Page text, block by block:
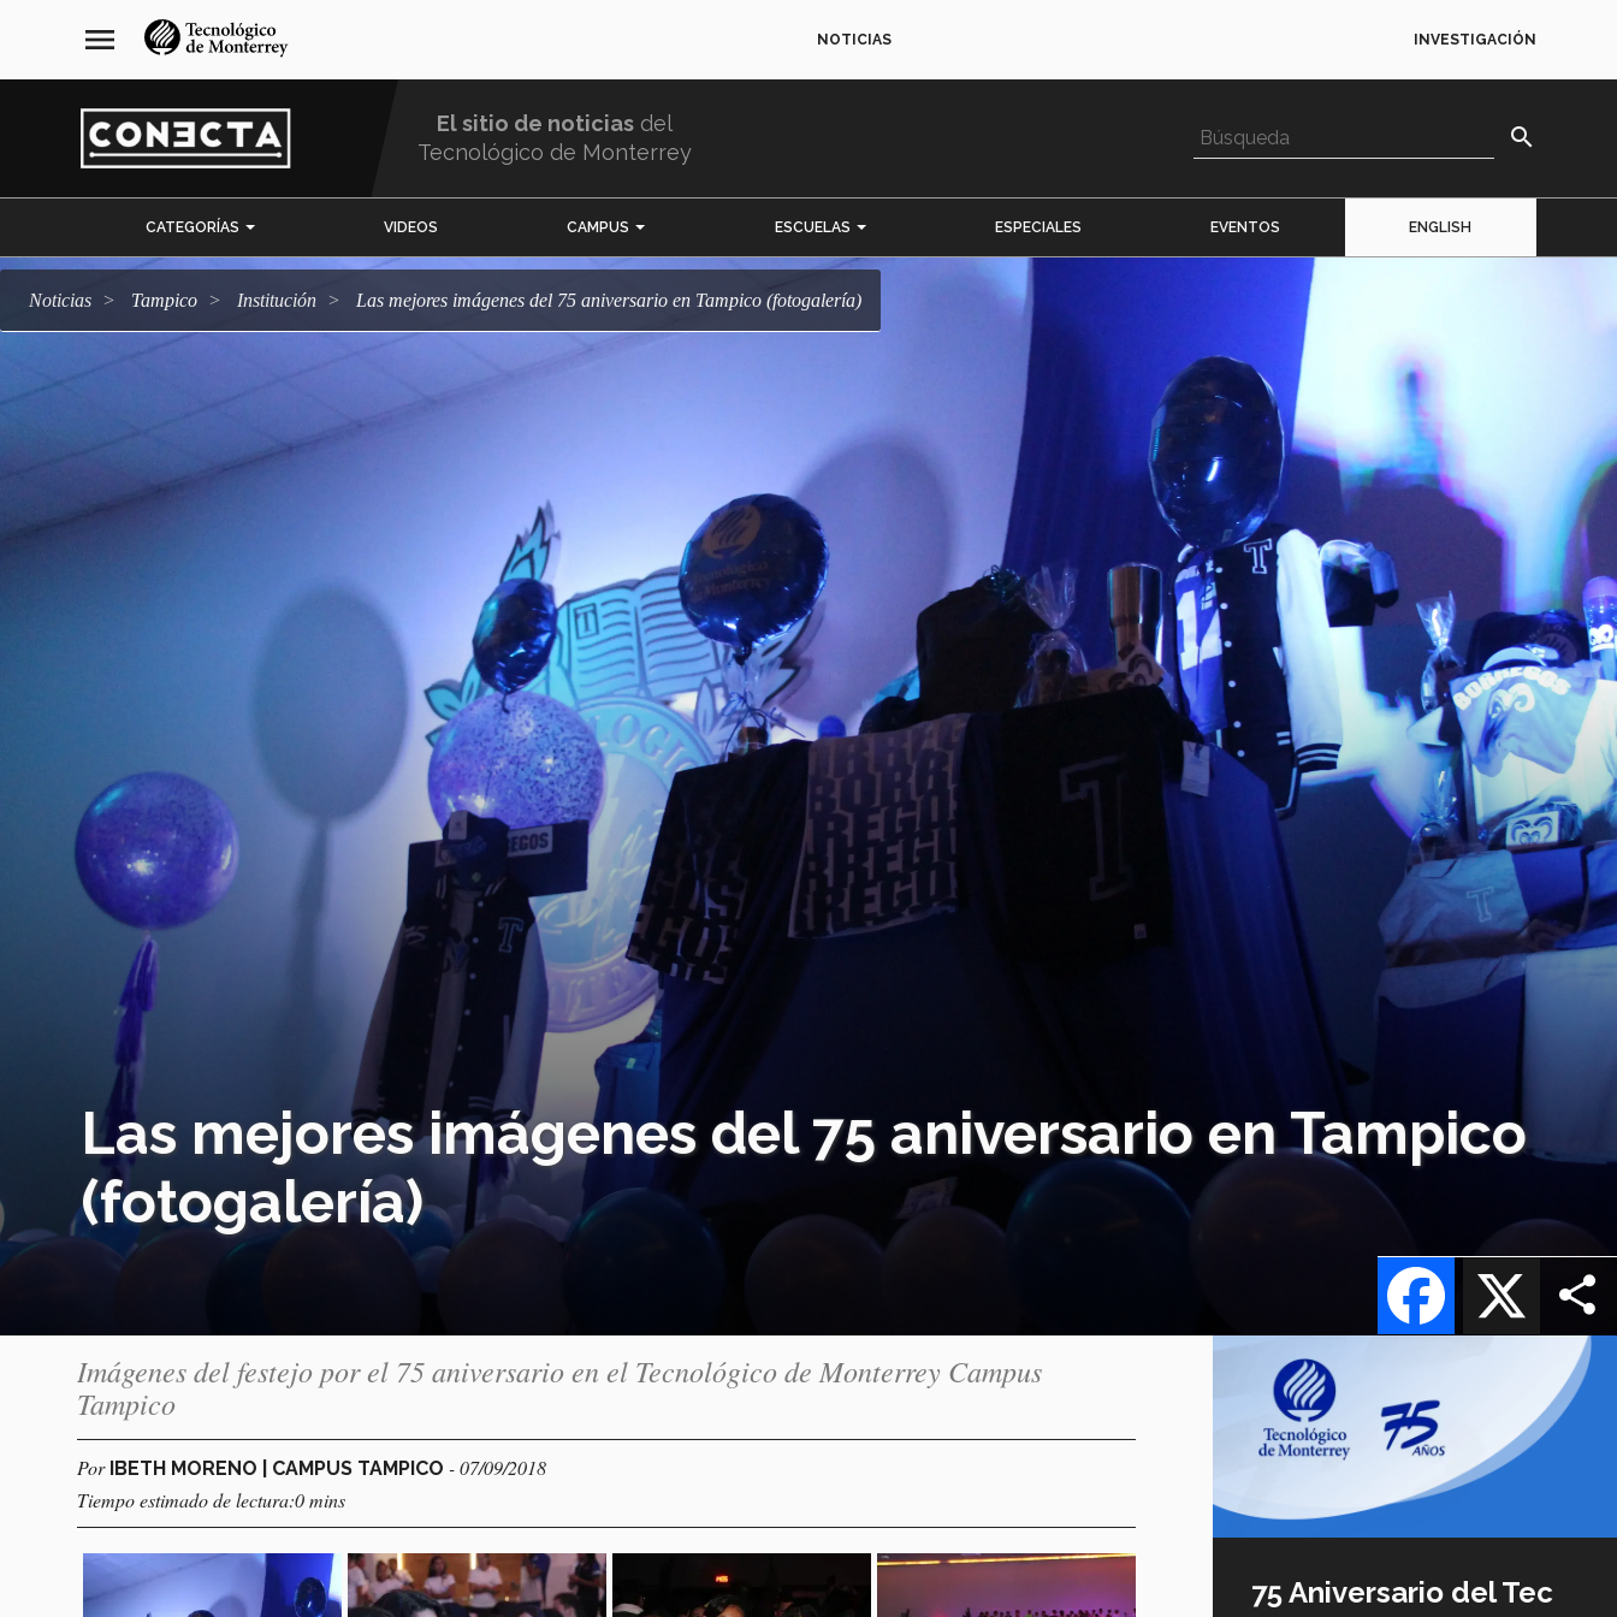
navegación
principal
menu NOTICIAS INVESTIGACIÓN
El sitio de noticias del
Tecnológico de Monterrey
search
CATEGORÍAS VIDEOS CAMPUS ESCUELAS ESPECIALES EVENTOS ENGLISH
Noticias Tampico Institución Las mejores imágenes del 75 aniversario en Tampico (fotogalería)
Las mejores imágenes del 75 aniversario en Tampico
(fotogalería)
X
Facebook
Imágenes del festejo por el 75 aniversario en el Tecnológico de Monterrey Campus
Tampico
Por IBETH MORENO | CAMPUS TAMPICO - 07/09/2018
Tiempo estimado de lectura:0 mins
75 Aniversario del Tec